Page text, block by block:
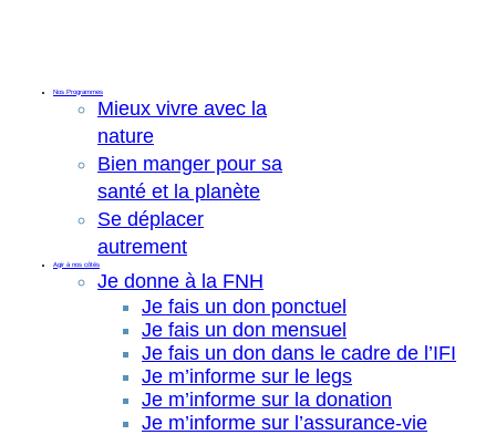
Nos Programmes
Mieux vivre avec la
nature
Bien manger pour sa
santé et la planète
Se déplacer
autrement
Agir à nos côtés
Je donne à la FNH
Je fais un don ponctuel
Je fais un don mensuel
Je fais un don dans le cadre de l’IFI
Je m’informe sur le legs
Je m’informe sur la donation
Je m’informe sur l’assurance-vie